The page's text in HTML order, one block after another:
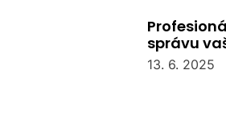
správu
13. 6. 2025